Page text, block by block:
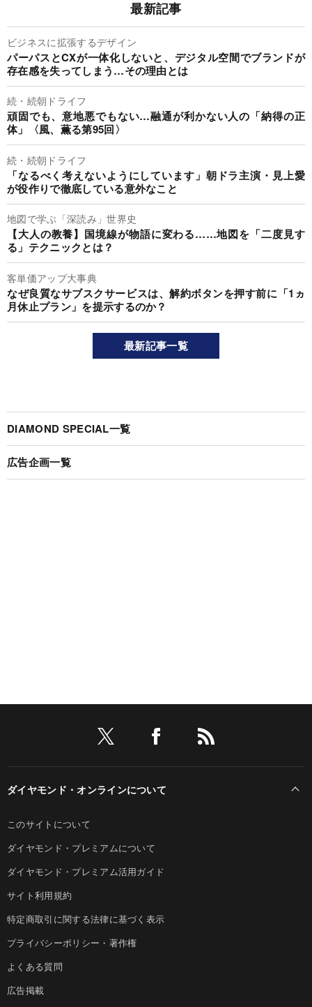
最新記事
ビジネスに拡張するデザイン
パーパスとCXが一体化しないと、デジタル空間でブランドが
存在感を失ってしまう…その理由とは
続・続朝ドライフ
頑固でも、意地悪でもない…融通が利かない人の「納得の正
体」〈風、薫る第95回〉
続・続朝ドライフ
「なるべく考えないようにしています」朝ドラ主演・見上愛
が役作りで徹底している意外なこと
地図で学ぶ「深読み」世界史
【大人の教養】国境線が物語に変わる……地図を「二度見す
る」テクニックとは？
客単価アップ大事典
なぜ良質なサブスクサービスは、解約ボタンを押す前に「1ヵ
月休止プラン」を提示するのか？
最新記事一覧
DIAMOND SPECIAL一覧
広告企画一覧
ダイヤモンド・オンラインについて
このサイトについて
ダイヤモンド・プレミアムについて
ダイヤモンド・プレミアム活用ガイド
サイト利用規約
特定商取引に関する法律に基づく表示
プライバシーポリシー・著作権
よくある質問
広告掲載